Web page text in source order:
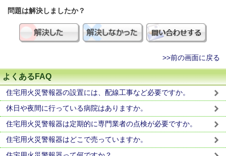
問題は解決しましたか？
>>前の画面に戻る
よくあるFAQ
住宅用火災警報器の設置には、配線工事など必要ですか。
休日や夜間に行っている病院はありますか。
住宅用火災警報器は定期的に専門業者の点検が必要ですか。
住宅用火災警報器はどこで売っていますか。